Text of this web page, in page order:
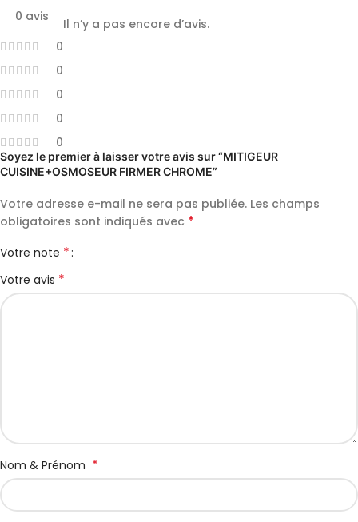
0 avis
0
0
0
0
0
Il n’y a pas encore d’avis.
Soyez le premier à laisser votre avis sur “MITIGEUR
CUISINE+OSMOSEUR FIRMER CHROME”
Votre adresse e-mail ne sera pas publiée. Les champs
obligatoires sont indiqués avec *
Votre note *
Votre avis *
Nom & Prénom *